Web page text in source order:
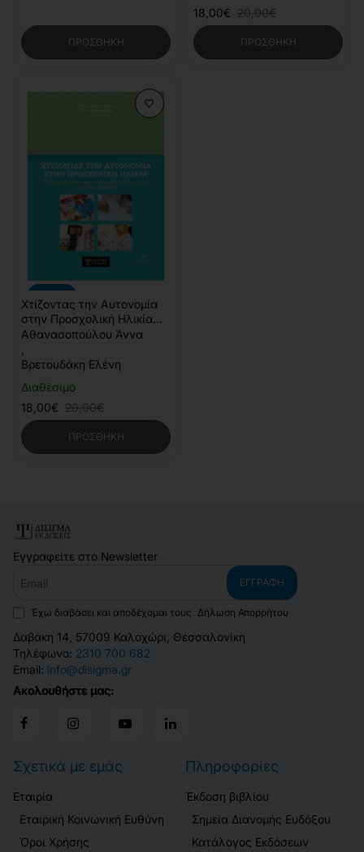
ΠΡΟΣΘΉΚΗ
18,00€ 20,00€
ΠΡΟΣΘΉΚΗ
Διαθέσιμο
Χτίζοντας την Αυτονομία
στην Προσχολική Ηλικία
(2η έκδοση)
Αθανασοπούλου Άννα
Βρετουδάκη Ελένη
18,00€ 20,00€
ΠΡΟΣΘΉΚΗ
Εγγραφείτε στο Newsletter
ΕΓΓΡΑΦΉ
Έχω διαβάσει και αποδέχομαι τους Δήλωση Απορρήτου
Δαβάκη 14, 57009 Καλοχώρι, Θεσσαλονίκη
Τηλέφωνο: 2310 700 682
Email: info@disigma.gr
Ακολουθήστε μας:
Σχετικά με εμάς
Εταιρία
Εταιρική Κοινωνική Ευθύνη
Όροι Χρήσης
Πληροφορίες
Έκδοση βιβλίου
Σημεία Διανομής Ευδόξου
Κατάλογος Εκδόσεων